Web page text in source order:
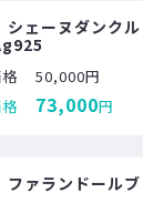
ェーヌダンク
50,000円
73,000円
ァランドール